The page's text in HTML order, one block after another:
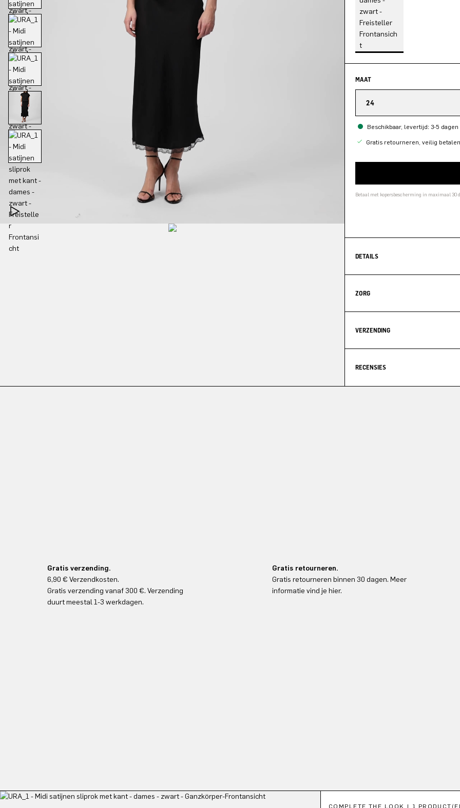
MAAT
24
Beschikbaar, levertijd: 3-5 dagen
Gratis retourneren, veilig betalen
Betaal met kopersbescherming in maximaal 30
DETAILS
ZORG
VERZENDING
RECENSIES
Gratis verzending.
6,90 € Verzendkosten.
Gratis verzending vanaf 300 €. Verzending
duurt meestal 1-3 werkdagen.
Gratis retourneren.
Gratis retourneren binnen 30 dagen. Meer
informatie vind je hier.
COMPLETE THE LOOK | 1